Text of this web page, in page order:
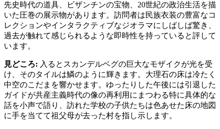
先史時代の道具、ビザンチンの宝物、20世紀の政治生活を描
いた圧巻の展示物があります。訪問者は民族衣装の豊富なコ
レクションやインタラクティブなジオラマにしばしば驚き、
過去が触れて感じられるような即時性を持っていると評して
います。
見どころ: 入るとスカンデルベグの巨大なモザイクが光を受
け、そのタイルは鱗のように輝きます。大理石の床は冷たく
中空のこだまを響かせます。ゆったりした午後には引退した
ガイドが共産主義時代の像の再利用にまつわる特に具体的な
話を小声で語り、訪れた学校の子供たちは色あせた床の地図
に手を当てて祖父母が去った村を指し示します。